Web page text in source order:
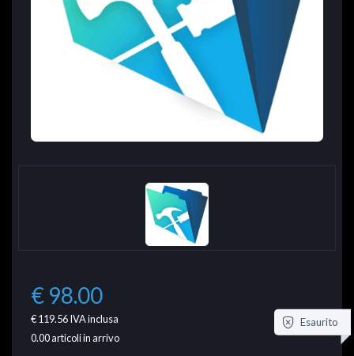
€ 98.00
€ 119.56IVA inclusa
0.00articoli in arrivo
Esaurito